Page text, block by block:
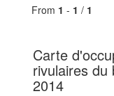
From 1 - 1 / 1
Carte
rivulaires du
2014